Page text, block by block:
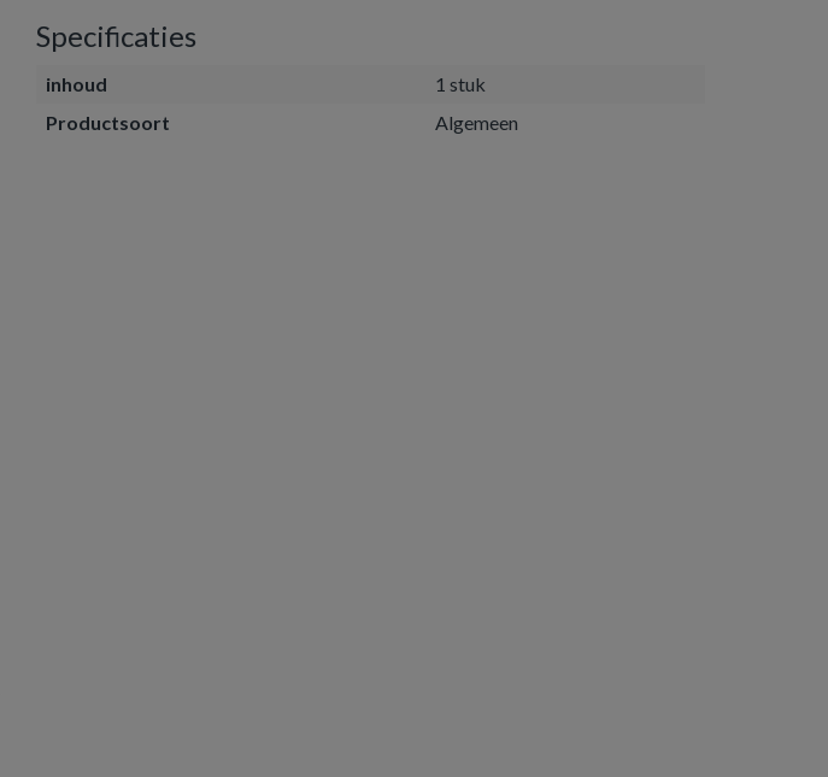
Specificaties
inhoud
1 stuk
Productsoort
Algemeen